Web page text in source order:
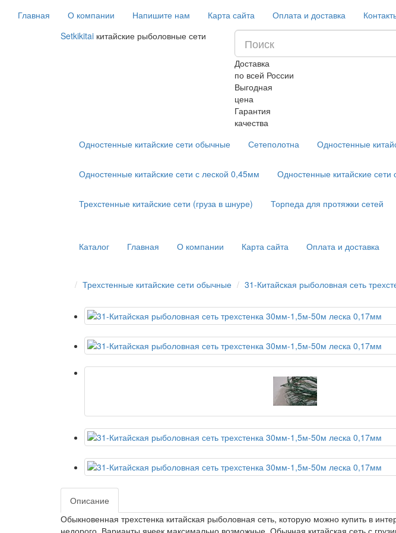
Главная О компании Напишите нам Карта сайта Оплата и доставка
Setkikitai китайские рыболовные сети
Доставка
по всей России
Выгодная
цена
Гарантия
качества
Одностенные китайские сети обычные Сетеполотна Одностенные
Одностенные китайские сети с леской 0,45мм Одностенные китайские сети
Трехстенные китайские сети (груза в шнуре) Торпеда для протяжки сетей
Каталог Главная О компании Карта сайта Оплата и доставка
Трехстенные китайские сети обычные 31-Китайская рыболовная сеть
Описание
Обыкновенная трехстенка китайская рыболовная сеть, которую можно купить в
недорого. Варианты ячеек максимально возможные. Обычная китайская сеть с